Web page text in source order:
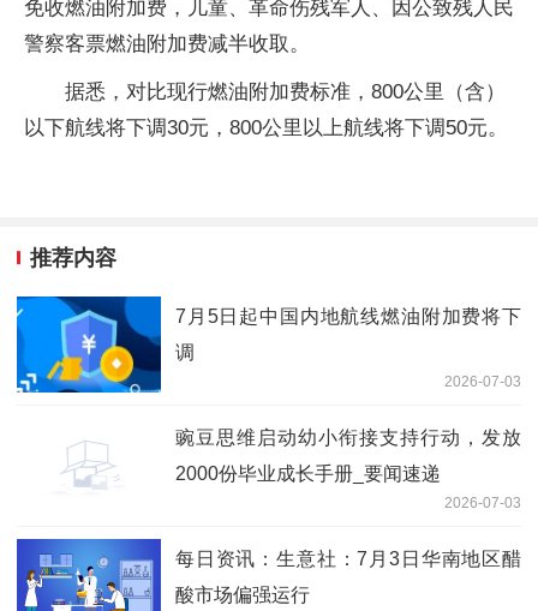
免收燃油附加费，儿童、革命伤残军人、因公致残人民
警察客票燃油附加费减半收取。
据悉，对比现行燃油附加费标准，800公里（含）
以下航线将下调30元，800公里以上航线将下调50元。
推荐内容
7月5日起中国内地航线燃油附加费将下
调
2026-07-03
豌豆思维启动幼小衔接支持行动，发放
2000份毕业成长手册_要闻速递
2026-07-03
每日资讯：生意社：7月3日华南地区醋
酸市场偏强运行